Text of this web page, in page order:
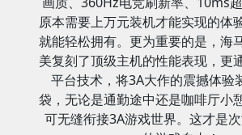
原本需要上万元装机才能实现的体
就能轻松拥有。更为重要的是，海
美复刻了顶级主机的性能表现，更
平台技术，将3A大作的震撼体验
袋，无论是通勤途中还是咖啡厅小
可无缝衔接3A游戏世界。这才是